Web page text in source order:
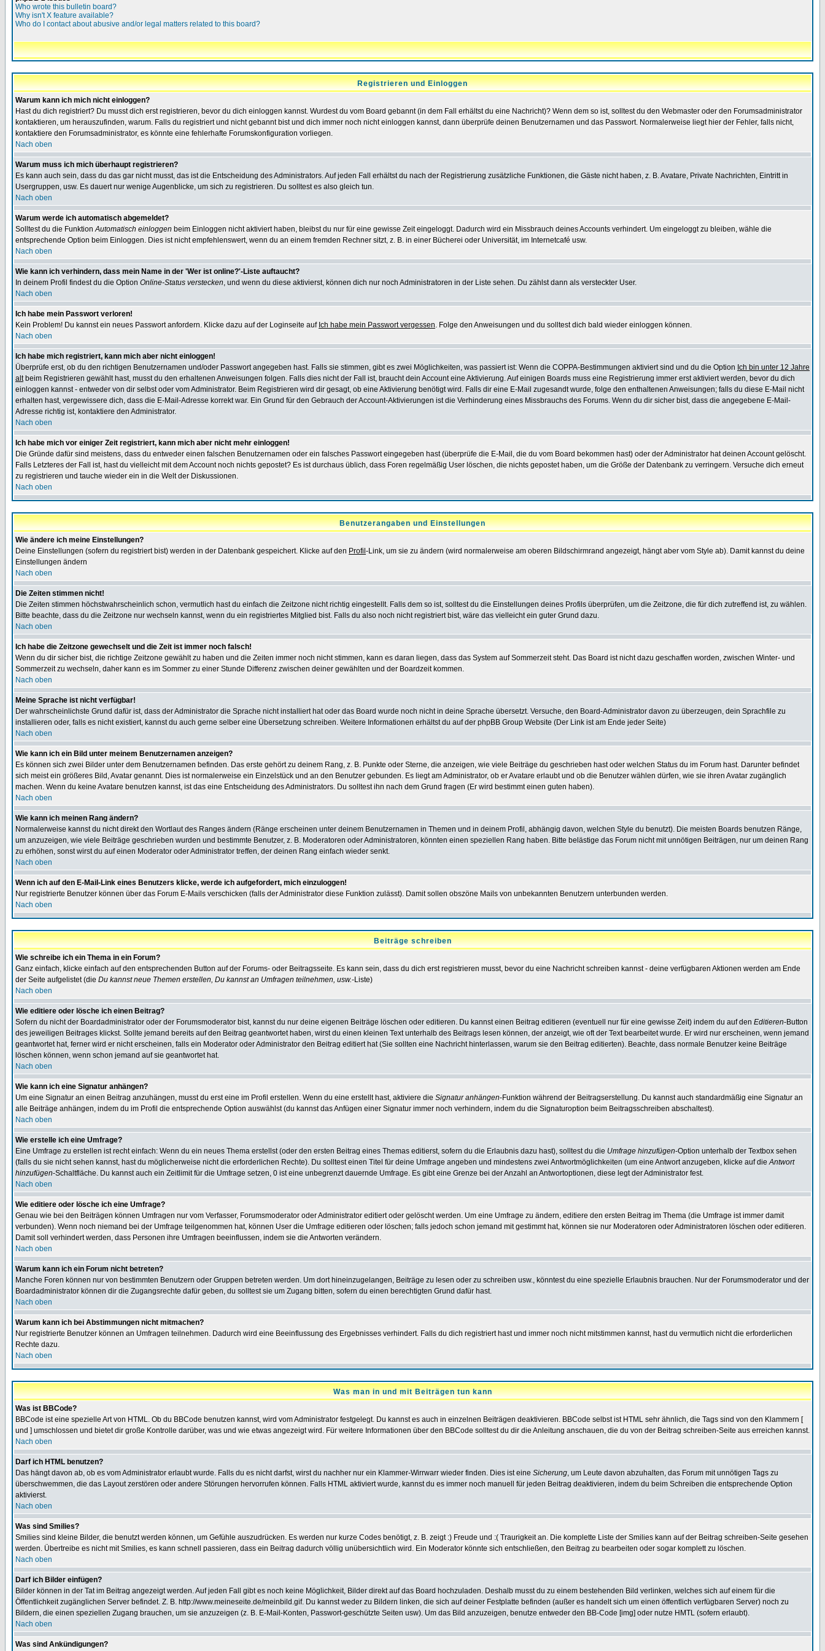
Who wrote this bulletin board?
Why isn't X feature available?
Who do I contact about abusive and/or legal matters related to this board?
Registrieren und Einloggen
Warum kann ich mich nicht einloggen?
Hast du dich registriert? Du musst dich erst registrieren, bevor du dich einloggen kannst. Wurdest du vom Board gebannt (in dem Fall erhältst du eine Nachricht)? Wenn dem so ist, solltest du den Webmaster oder den Forumsadministrator
kontaktieren, um herauszufinden, warum. Falls du registriert und nicht gebannt bist und dich immer noch nicht einloggen kannst, dann überprüfe deinen Benutzernamen und das Passwort. Normalerweise liegt hier der Fehler, falls nicht,
kontaktiere den Forumsadministrator, es könnte eine fehlerhafte Forumskonfiguration vorliegen.
Nach oben
Warum muss ich mich überhaupt registrieren?
Es kann auch sein, dass du das gar nicht musst, das ist die Entscheidung des Administrators. Auf jeden Fall erhältst du nach der Registrierung zusätzliche Funktionen, die Gäste nicht haben, z. B. Avatare, Private Nachrichten, Eintritt in
Usergruppen, usw. Es dauert nur wenige Augenblicke, um sich zu registrieren. Du solltest es also gleich tun.
Nach oben
Warum werde ich automatisch abgemeldet?
Solltest du die FunktionAutomatisch einloggen beim Einloggen nicht aktiviert haben, bleibst du nur für eine gewisse Zeit eingeloggt. Dadurch wird ein Missbrauch deines Accounts verhindert. Um eingeloggt zu bleiben, wähle die
entsprechende Option beim Einloggen. Dies ist nicht empfehlenswert, wenn du an einem fremden Rechner sitzt, z. B. in einer Bücherei oder Universität, im Internetcafé usw.
Nach oben
Wie kann ich verhindern, dass mein Name in der 'Wer ist online?'-Liste auftaucht?
In deinem Profil findest du die Option Online-Status verstecken, und wenn du diese aktivierst, können dich nur noch Administratoren in der Liste sehen. Du zählst dann als versteckter User.
Nach oben
Ich habe mein Passwort verloren!
Kein Problem! Du kannst ein neues Passwort anfordern. Klicke dazu auf der Loginseite auf Ich habe mein Passwort vergessen. Folge den Anweisungen und du solltest dich bald wieder einloggen können.
Nach oben
Ich habe mich registriert, kann mich aber nicht einloggen!
Überprüfe erst, ob du den richtigen Benutzernamen und/oder Passwort angegeben hast. Falls sie stimmen, gibt es zwei Möglichkeiten, was passiert ist: Wenn die COPPA-Bestimmungen aktiviert sind und du die Option Ich bin unter 12 Jahre
altbeim Registrieren gewählt hast, musst du den erhaltenen Anweisungen folgen. Falls dies nicht der Fall ist, braucht dein Account eine Aktivierung. Auf einigen Boards muss eine Registrierung immer erst aktiviert werden, bevor du dich
einloggen kannst - entweder von dir selbst oder vom Administrator. Beim Registrieren wird dir gesagt, ob eine Aktivierung benötigt wird. Falls dir eine E-Mail zugesandt wurde, folge den enthaltenen Anweisungen; falls du diese E-Mail nicht
erhalten hast, vergewissere dich, dass die E-Mail-Adresse korrekt war. Ein Grund für den Gebrauch der Account-Aktivierungen ist die Verhinderung eines Missbrauchs des Forums. Wenn du dir sicher bist, dass die angegebene E-Mail-
Adresse richtig ist, kontaktiere den Administrator.
Nach oben
Ich habe mich vor einiger Zeit registriert, kann mich aber nicht mehr einloggen!
Die Gründe dafür sind meistens, dass du entweder einen falschen Benutzernamen oder ein falsches Passwort eingegeben hast (überprüfe die E-Mail, die du vom Board bekommen hast) oder der Administrator hat deinen Account gelöscht.
Falls Letzteres der Fall ist, hast du vielleicht mit dem Account noch nichts gepostet? Es ist durchaus üblich, dass Foren regelmäßig User löschen, die nichts gepostet haben, um die Größe der Datenbank zu verringern. Versuche dich erneut
zu registrieren und tauche wieder ein in die Welt der Diskussionen.
Nach oben
Benutzerangaben und Einstellungen
Wie ändere ich meine Einstellungen?
Deine Einstellungen (sofern du registriert bist) werden in der Datenbank gespeichert. Klicke auf den Profil -Link, um sie zu ändern (wird normalerweise am oberen Bildschirmrand angezeigt, hängt aber vom Style ab). Damit kannst du deine
Einstellungen ändern
Nach oben
Die Zeiten stimmen nicht!
Die Zeiten stimmen höchstwahrscheinlich schon, vermutlich hast du einfach die Zeitzone nicht richtig eingestellt. Falls dem so ist, solltest du die Einstellungen deines Profils überprüfen, um die Zeitzone, die für dich zutreffend ist, zu wählen.
Bitte beachte, dass du die Zeitzone nur wechseln kannst, wenn du ein registriertes Mitglied bist. Falls du also noch nicht registriert bist, wäre das vielleicht ein guter Grund dazu.
Nach oben
Ich habe die Zeitzone gewechselt und die Zeit ist immer noch falsch!
Wenn du dir sicher bist, die richtige Zeitzone gewählt zu haben und die Zeiten immer noch nicht stimmen, kann es daran liegen, dass das System auf Sommerzeit steht. Das Board ist nicht dazu geschaffen worden, zwischen Winter- und
Sommerzeit zu wechseln, daher kann es im Sommer zu einer Stunde Differenz zwischen deiner gewählten und der Boardzeit kommen.
Nach oben
Meine Sprache ist nicht verfügbar!
Der wahrscheinlichste Grund dafür ist, dass der Administrator die Sprache nicht installiert hat oder das Board wurde noch nicht in deine Sprache übersetzt. Versuche, den Board-Administrator davon zu überzeugen, dein Sprachfile zu
installieren oder, falls es nicht existiert, kannst du auch gerne selber eine Übersetzung schreiben. Weitere Informationen erhältst du auf der phpBB Group Website (Der Link ist am Ende jeder Seite)
Nach oben
Wie kann ich ein Bild unter meinem Benutzernamen anzeigen?
Es können sich zwei Bilder unter dem Benutzernamen befinden. Das erste gehört zu deinem Rang, z. B. Punkte oder Sterne, die anzeigen, wie viele Beiträge du geschrieben hast oder welchen Status du im Forum hast. Darunter befindet
sich meist ein größeres Bild, Avatar genannt. Dies ist normalerweise ein Einzelstück und an den Benutzer gebunden. Es liegt am Administrator, ob er Avatare erlaubt und ob die Benutzer wählen dürfen, wie sie ihren Avatar zugänglich
machen. Wenn du keine Avatare benutzen kannst, ist das eine Entscheidung des Administrators. Du solltest ihn nach dem Grund fragen (Er wird bestimmt einen guten haben).
Nach oben
Wie kann ich meinen Rang ändern?
Normalerweise kannst du nicht direkt den Wortlaut des Ranges ändern (Ränge erscheinen unter deinem Benutzernamen in Themen und in deinem Profil, abhängig davon, welchen Style du benutzt). Die meisten Boards benutzen Ränge,
um anzuzeigen, wie viele Beiträge geschrieben wurden und bestimmte Benutzer, z. B. Moderatoren oder Administratoren, könnten einen speziellen Rang haben. Bitte belästige das Forum nicht mit unnötigen Beiträgen, nur um deinen Rang
zu erhöhen, sonst wirst du auf einen Moderator oder Administrator treffen, der deinen Rang einfach wieder senkt.
Nach oben
Wenn ich auf den E-Mail-Link eines Benutzers klicke, werde ich aufgefordert, mich einzuloggen!
Nur registrierte Benutzer können über das Forum E-Mails verschicken (falls der Administrator diese Funktion zulässt). Damit sollen obszöne Mails von unbekannten Benutzern unterbunden werden.
Nach oben
Beiträge schreiben
Wie schreibe ich ein Thema in ein Forum?
Ganz einfach, klicke einfach auf den entsprechenden Button auf der Forums- oder Beitragsseite. Es kann sein, dass du dich erst registrieren musst, bevor du eine Nachricht schreiben kannst - deine verfügbaren Aktionen werden am Ende
der Seite aufgelistet (die Du kannst neue Themen erstellen, Du kannst an Umfragen teilnehmen, usw.-Liste)
Nach oben
Wie editiere oder lösche ich einen Beitrag?
Sofern du nicht der Boardadministrator oder der Forumsmoderator bist, kannst du nur deine eigenen Beiträge löschen oder editieren. Du kannst einen Beitrag editieren (eventuell nur für eine gewisse Zeit) indem du auf den Editieren-Button
des jeweiligen Beitrages klickst. Sollte jemand bereits auf den Beitrag geantwortet haben, wirst du einen kleinen Text unterhalb des Beitrags lesen können, der anzeigt, wie oft der Text bearbeitet wurde. Er wird nur erscheinen, wenn jemand
geantwortet hat, ferner wird er nicht erscheinen, falls ein Moderator oder Administrator den Beitrag editiert hat (Sie sollten eine Nachricht hinterlassen, warum sie den Beitrag editierten). Beachte, dass normale Benutzer keine Beiträge
löschen können, wenn schon jemand auf sie geantwortet hat.
Nach oben
Wie kann ich eine Signatur anhängen?
Um eine Signatur an einen Beitrag anzuhängen, musst du erst eine im Profil erstellen. Wenn du eine erstellt hast, aktiviere die Signatur anhängen-Funktion während der Beitragserstellung. Du kannst auch standardmäßig eine Signatur an
alle Beiträge anhängen, indem du im Profil die entsprechende Option auswählst (du kannst das Anfügen einer Signatur immer noch verhindern, indem du die Signaturoption beim Beitragsschreiben abschaltest).
Nach oben
Wie erstelle ich eine Umfrage?
Eine Umfrage zu erstellen ist recht einfach: Wenn du ein neues Thema erstellst (oder den ersten Beitrag eines Themas editierst, sofern du die Erlaubnis dazu hast), solltest du die Umfrage hinzufügen-Option unterhalb der Textbox sehen
(falls du sie nicht sehen kannst, hast du möglicherweise nicht die erforderlichen Rechte). Du solltest einen Titel für deine Umfrage angeben und mindestens zwei Antwortmöglichkeiten (um eine Antwort anzugeben, klicke auf dieAntwort
hinzufügen-Schaltfläche. Du kannst auch ein Zeitlimit für die Umfrage setzen, 0 ist eine unbegrenzt dauernde Umfrage. Es gibt eine Grenze bei der Anzahl an Antwortoptionen, diese legt der Administrator fest.
Nach oben
Wie editiere oder lösche ich eine Umfrage?
Genau wie bei den Beiträgen können Umfragen nur vom Verfasser, Forumsmoderator oder Administrator editiert oder gelöscht werden. Um eine Umfrage zu ändern, editiere den ersten Beitrag im Thema (die Umfrage ist immer damit
verbunden). Wenn noch niemand bei der Umfrage teilgenommen hat, können User die Umfrage editieren oder löschen; falls jedoch schon jemand mit gestimmt hat, können sie nur Moderatoren oder Administratoren löschen oder editieren.
Damit soll verhindert werden, dass Personen ihre Umfragen beeinflussen, indem sie die Antworten verändern.
Nach oben
Warum kann ich ein Forum nicht betreten?
Manche Foren können nur von bestimmten Benutzern oder Gruppen betreten werden. Um dort hineinzugelangen, Beiträge zu lesen oder zu schreiben usw., könntest du eine spezielle Erlaubnis brauchen. Nur der Forumsmoderator und der
Boardadministrator können dir die Zugangsrechte dafür geben, du solltest sie um Zugang bitten, sofern du einen berechtigten Grund dafür hast.
Nach oben
Warum kann ich bei Abstimmungen nicht mitmachen?
Nur registrierte Benutzer können an Umfragen teilnehmen. Dadurch wird eine Beeinflussung des Ergebnisses verhindert. Falls du dich registriert hast und immer noch nicht mitstimmen kannst, hast du vermutlich nicht die erforderlichen
Rechte dazu.
Nach oben
Was man in und mit Beiträgen tun kann
Was ist BBCode?
BBCode ist eine spezielle Art von HTML. Ob du BBCode benutzen kannst, wird vom Administrator festgelegt. Du kannst es auch in einzelnen Beiträgen deaktivieren. BBCode selbst ist HTML sehr ähnlich, die Tags sind von den Klammern [
und ] umschlossen und bietet dir große Kontrolle darüber, was und wie etwas angezeigt wird. Für weitere Informationen über den BBCode solltest du dir die Anleitung anschauen, die du von der Beitrag schreiben-Seite aus erreichen kannst.
Nach oben
Darf ich HTML benutzen?
Das hängt davon ab, ob es vom Administrator erlaubt wurde. Falls du es nicht darfst, wirst du nachher nur ein Klammer-Wirrwarr wieder finden. Dies ist eine Sicherung, um Leute davon abzuhalten, das Forum mit unnötigen Tags zu
überschwemmen, die das Layout zerstören oder andere Störungen hervorrufen können. Falls HTML aktiviert wurde, kannst du es immer noch manuell für jeden Beitrag deaktivieren, indem du beim Schreiben die entsprechende Option
aktivierst.
Nach oben
Was sind Smilies?
Smilies sind kleine Bilder, die benutzt werden können, um Gefühle auszudrücken. Es werden nur kurze Codes benötigt, z. B. zeigt :) Freude und :( Traurigkeit an. Die komplette Liste der Smilies kann auf der Beitrag schreiben-Seite gesehen
werden. Übertreibe es nicht mit Smilies, es kann schnell passieren, dass ein Beitrag dadurch völlig unübersichtlich wird. Ein Moderator könnte sich entschließen, den Beitrag zu bearbeiten oder sogar komplett zu löschen.
Nach oben
Darf ich Bilder einfügen?
Bilder können in der Tat im Beitrag angezeigt werden. Auf jeden Fall gibt es noch keine Möglichkeit, Bilder direkt auf das Board hochzuladen. Deshalb musst du zu einem bestehenden Bild verlinken, welches sich auf einem für die
Öffentlichkeit zugänglichen Server befindet. Z. B. http://www.meineseite.de/meinbild.gif. Du kannst weder zu Bildern linken, die sich auf deiner Festplatte befinden (außer es handelt sich um einen öffentlich verfügbaren Server) noch zu
Bildern, die einen speziellen Zugang brauchen, um sie anzuzeigen (z. B. E-Mail-Konten, Passwort-geschützte Seiten usw). Um das Bild anzuzeigen, benutze entweder den BB-Code [img] oder nutze HMTL (sofern erlaubt).
Nach oben
Was sind Ankündigungen?